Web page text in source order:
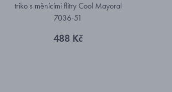
triko s měnícími flitry Cool Mayoral
7036-51
488 Kč